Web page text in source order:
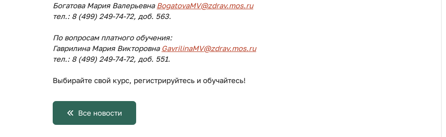
Богатова Мария Валерьевна BogatovaMV@zdrav.mos.ru
тел.: 8 (499) 249-74-72, доб. 563.
По вопросам платного обучения:
Гаврилина Мария Викторовна GavrilinaMV@zdrav.mos.ru
тел.: 8 (499) 249-74-72, доб. 551.
Выбирайте свой курс, регистрируйтесь и обучайтесь!
Все новости